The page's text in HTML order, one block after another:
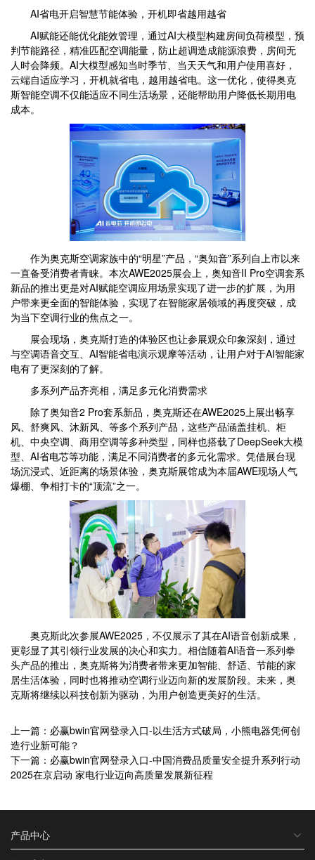
AI省电开启智慧节能体验，开机即省越用越省
AI赋能还能优化能效管理，通过AI大模型构建房间负荷模型，预
判节能路径，精准匹配空调能量，防止超调造成能源浪费，房间无
人时会降频。AI大模型感知当时季节、当天天气和用户使用喜好，
云端自适应学习，开机就省电，越用越省电。这一优化，使得奥克
斯智能空调不仅能适应不同生活场景，还能帮助用户降低长期用电
成本。
作为奥克斯空调家族中的“明星”产品，“奥知音”系列自上市以来
一直备受消费者青睐。本次AWE2025展会上，奥知音II Pro空调套系
新品的推出更是对AI赋能空调应用场景实现了进一步的扩展，为用
户带来更全面的智能体验，实现了在智能家居领域的再度突破，成
为当下空调行业的焦点之一。
展会现场，奥克斯打造的体验区也让参展观众印象深刻，通过
与空调语音交互、AI智能省电演示观摩等活动，让用户对于AI智能家
电有了更深刻的了解。
多系列产品齐亮相，满足多元化消费需求
除了奥知音2 Pro套系新品，奥克斯还在AWE2025上展出畅享
风、舒爽风、沐新风、等多个系列产品，这些产品涵盖挂机、柜
机、中央空调、商用空调等多种类型，同样也搭载了DeepSeek大模
型、AI省电芯等功能，满足不同消费者的多元化需求。凭借展台现
场沉浸式、近距离的场景体验，奥克斯展馆成为本届AWE现场人气
爆棚、争相打卡的“顶流”之一。
奥克斯此次参展AWE2025，不仅展示了其在AI语音创新成果，
更彰显了其引领行业发展的决心和实力。相信随着AI语音一系列拳
头产品的推出，奥克斯将为消费者带来更加智能、舒适、节能的家
居生活体验，同时也将推动空调行业迈向新的发展阶段。未来，奥
克斯将继续以科技创新为驱动，为用户创造更美好的生活。
上一篇：必赢bwin官网登录入口-以生活方式破局，小熊电器凭何创
造行业新可能？
下一篇：必赢bwin官网登录入口-中国消费品质量安全提升系列行动
2025在京启动 家电行业迈向高质量发展新征程
产品中心